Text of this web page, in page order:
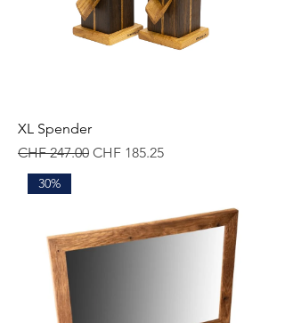
XL Spender
Standardpreis
CHF 247.00 Sale-Preis
CHF 185.25
30%